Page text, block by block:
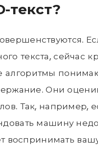
текст?
текста, сейчас
Они
Так, например,
машину
воспринимать